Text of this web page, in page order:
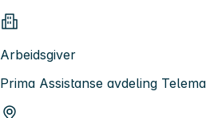
Arbeidsgiver
Prima Assistanse avdeling